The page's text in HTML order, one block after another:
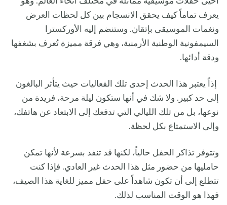
يعرف تماماً كيف يحقق الانسجام بين كل لحظات العرض
ونغمات الموسيقى بإتقان. وستنضم إليه الأوركسترا
السيمفونية الوطنية الأرمنية، وهي فرقة مميزة تُعرف بشغفها
ودقة أدائها.
إذاً يعتبر هذا الحدث إحدى تلك الفعاليات حيث يتأثر البالغون
إلى حد كبير. ولا شك في أنها ستكون ليلة مرحة، فريدة من
نوعها، بل من تلك الليالي التي تدفعك إلى الابتعاد عن هاتفك،
وإلى الاستمتاع بكل لحظة.
وتتوفر تذاكر الحفل حالياً، لكنها قد تنفد بسرعة لأنها تمكن
حامليها من حضور مثل هذا الحدث غير العادي. فإذا كنت
تتطلع إلى أن تكون شاهداً على حفل مميز للغاية هذا الصيف،
فهذا هو الوقت المناسب لذلك.